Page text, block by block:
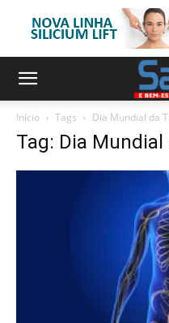
Início Tags Dia Mundial da
Tag: Dia